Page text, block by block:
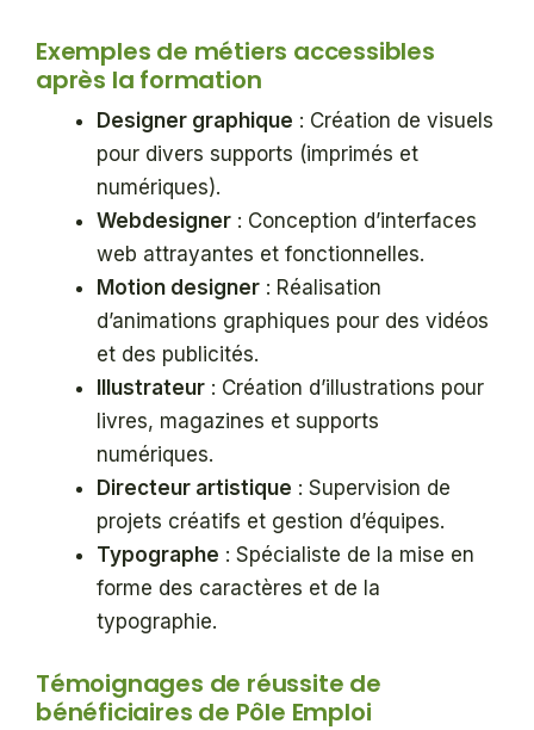
Exemples de métiers accessibles
après la formation
Designer graphique : Création de visuels
pour divers supports (imprimés et
numériques).
Webdesigner : Conception d’interfaces
web attrayantes et fonctionnelles.
Motion designer : Réalisation
d’animations graphiques pour des vidéos
et des publicités.
Illustrateur : Création d’illustrations pour
livres, magazines et supports
numériques.
Directeur artistique : Supervision de
projets créatifs et gestion d’équipes.
Typographe : Spécialiste de la mise en
forme des caractères et de la
typographie.
Témoignages de réussite de
bénéficiaires de Pôle Emploi